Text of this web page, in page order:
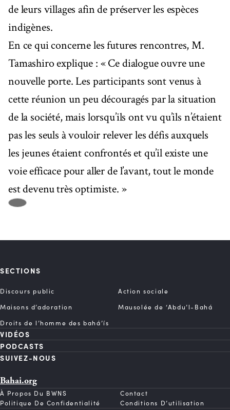
de leurs villages afin de préserver les espèces
indigènes.
En ce qui concerne les futures rencontres, M.
Tamashiro explique : « Ce dialogue ouvre une
nouvelle porte. Les participants sont venus à
cette réunion un peu découragés par la situation
de la société, mais lorsqu’ils ont vu qu’ils n’étaient
pas les seuls à vouloir relever les défis auxquels
les jeunes étaient confrontés et qu’il existe une
voie efficace pour aller de l’avant, tout le monde
est devenu très optimiste. »
SECTIONS
Discours public
Action sociale
Maisons d’adoration
Mausolée de ‘Abdu’l-Bahá
Droits de l’homme des bahá’ís
VIDÉOS
PODCASTS
SUIVEZ-NOUS
Bahai.org
À Propos Du BWNS
Contact
Politique De Confidentialité
Conditions D’utilisation